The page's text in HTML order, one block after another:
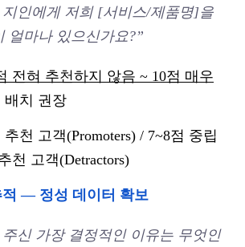
인에게 저희 [서비스/제품명]을
얼마나 있으신가요?”
전혀 추천하지 않음 ~ 10점 매우
배치 권장
천 고객(Promoters) / 7~8점 중립
천 고객(Detractors)
적 — 정성 데이터 확보
신 가장 결정적인 이유는 무엇인